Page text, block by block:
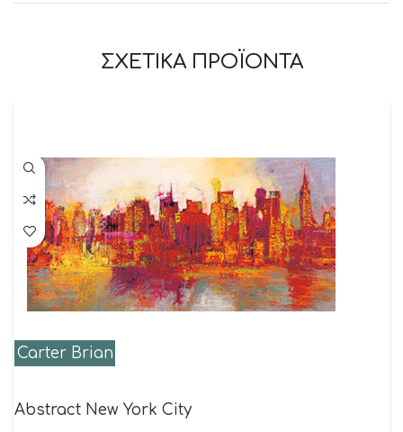
ΣΧΕΤΙΚΑ ΠΡΟΪΟΝΤΑ
Carter Brian
Abstract New York City